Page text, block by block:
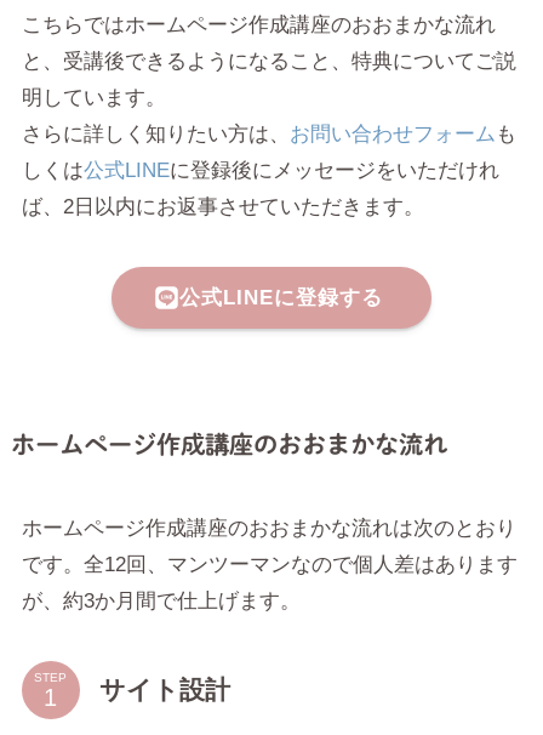
こちらではホームページ作成講座のおおまかな流れ
と、受講後できるようになること、特典についてご説
明しています。
さらに詳しく知りたい方は、 お問い合わせフォーム も
しくは公式LINEに登録後にメッセージをいただけれ
ば、2日以内にお返事させていただきます。
公式LINEに登録する
ホームページ作成講座のおおまかな流れ
ホームページ作成講座のおおまかな流れは次のとおり
です。全12回、マンツーマンなので個人差はあります
が、約3か月間で仕上げます。
STEP サイト設計